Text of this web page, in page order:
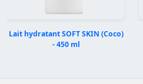
Lait hydratant SOFT SKIN (Coco)
- 450 ml